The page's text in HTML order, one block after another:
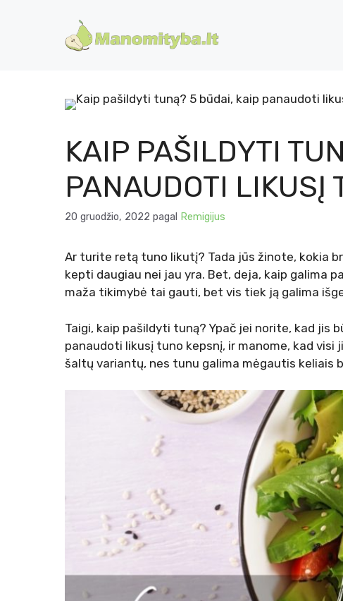
KAIP PAŠILDYTI
PANAUDOTI LIKUSĮ
20 gruodžio, 2022 pagal Remigijus
Ar turite retą tuno likutį? Tada jūs žinote, kokia
kepti daugiau nei jau yra. Bet, deja, kaip galima
maža tikimybė tai gauti, bet vis tiek ją galima
Taigi, kaip pašildyti tuną? Ypač jei norite, kad jis
panaudoti likusį tuno kepsnį, ir manome, kad visi
šaltų variantų, nes tunu galima mėgautis keliais